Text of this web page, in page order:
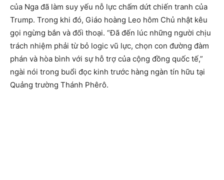
của Nga đã làm suy yếu nỗ lực chấm dứt chiến tranh của
Trump. Trong khi đó, Giáo hoàng Leo hôm Chủ nhật kêu
gọi ngừng bắn và đối thoại. “Đã đến lúc những người chịu
trách nhiệm phải từ bỏ logic vũ lực, chọn con đường đàm
phán và hòa bình với sự hỗ trợ của cộng đồng quốc tế,”
ngài nói trong buổi đọc kinh trước hàng ngàn tín hữu tại
Quảng trường Thánh Phêrô.